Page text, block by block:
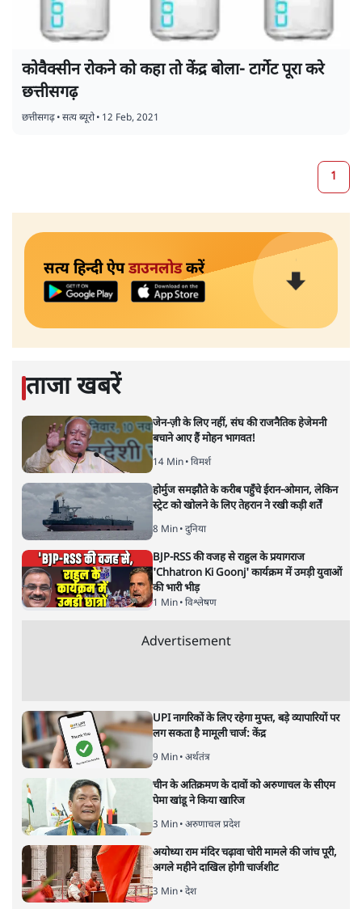
कोवैक्सीन रोकने को कहा तो केंद्र बोला- टार्गेट पूरा करे
छत्तीसगढ़
छत्तीसगढ़•सत्य ब्यूरो• 12 Feb, 2021
1
सत्य हिन्दी ऐपडाउनलोडकरें
ताजा खबरें
जेन-ज़ी के लिए नहीं, संघ की राजनैतिक हेजेमनी
बचाने आए हैं मोहन भागवत!
14 Min• विमर्श
होर्मुज समझौते के करीब पहुँचे ईरान-ओमान, लेकिन
स्ट्रेट को खोलने के लिए तेहरान ने रखी कड़ी शर्तें
8 Min• दुनिया
BJP-RSS की वजह से राहुल के प्रयागराज
'Chhatron Ki Goonj' कार्यक्रम में उमड़ी युवाओं
की भारी भीड़
1 Min• विश्लेषण
Advertisement
UPI नागरिकों के लिए रहेगा मुफ्त, बड़े व्यापारियों पर
लग सकता है मामूली चार्ज: केंद्र
9 Min• अर्थतंत्र
चीन के अतिक्रमण के दावों को अरुणाचल के सीएम
पेमा खांडू ने किया खारिज
3 Min• अरुणाचल प्रदेश
अयोध्या राम मंदिर चढ़ावा चोरी मामले की जांच पूरी,
अगले महीने दाखिल होगी चार्जशीट
3 Min• देश